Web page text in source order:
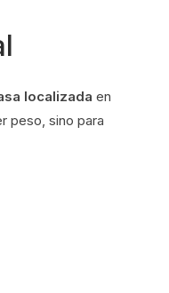
localizada en
peso, sino para